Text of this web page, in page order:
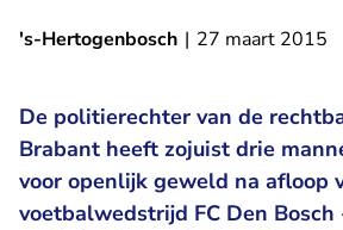
's-Hertogenbosch | 27 maart 2015
De politierechter van de
Brabant heeft zojuist drie
voor openlijk geweld na afloop
voetbalwedstrijd FC Den Bosch